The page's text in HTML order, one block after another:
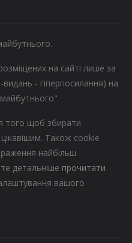
на сайті лише за
- гіперпосилання) на
того щоб збирати
Також cookie
найбільш
детальніше прочитати
вашого